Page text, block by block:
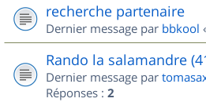
recherche partenaire
Dernier message par bbkool
Rando la salamandre
Dernier message par
Réponses : 2